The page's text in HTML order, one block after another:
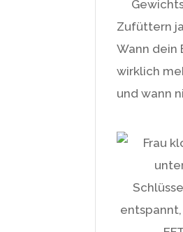
Zufüttern
Wann dein
wirklich
und wann